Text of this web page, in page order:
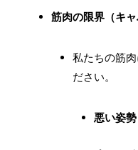
筋肉の限界（キ
私たちの筋
ださい。
悪い姿勢